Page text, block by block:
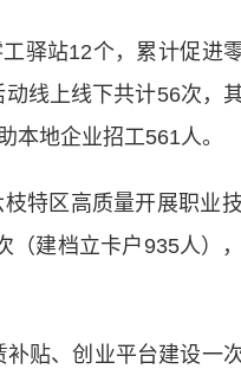
站12个，累计促进
线上线下共计56次，
本地企业招工561人。
特区高质量开展职业
（建档立卡户935人）
贴、创业平台建设一